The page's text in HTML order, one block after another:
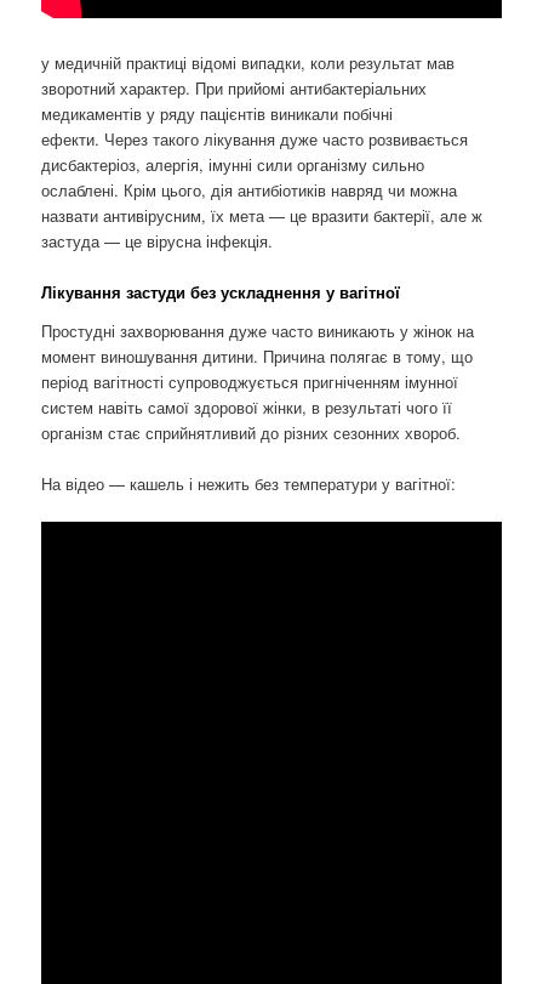
у медичній практиці відомі випадки, коли результат мав
зворотний характер. При прийомі антибактеріальних
медикаментів у ряду пацієнтів виникали побічні
ефекти. Через такого лікування дуже часто розвивається
дисбактеріоз, алергія, імунні сили організму сильно
ослаблені. Крім цього, дія антибіотиків навряд чи можна
назвати антивірусним, їх мета — це вразити бактерії, але ж
застуда — це вірусна інфекція.
Лікування застуди без ускладнення у вагітної
Простудні захворювання дуже часто виникають у жінок на
момент виношування дитини. Причина полягає в тому, що
період вагітності супроводжується пригніченням імунної
систем навіть самої здорової жінки, в результаті чого її
організм стає сприйнятливий до різних сезонних хвороб.
На відео — кашель і нежить без температури у вагітної: